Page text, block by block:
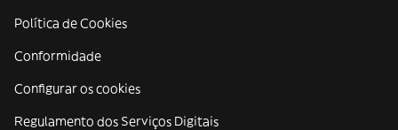
Política de Cookies
Conformidade
Configurar os cookies
Regulamento dos Serviços Digitais